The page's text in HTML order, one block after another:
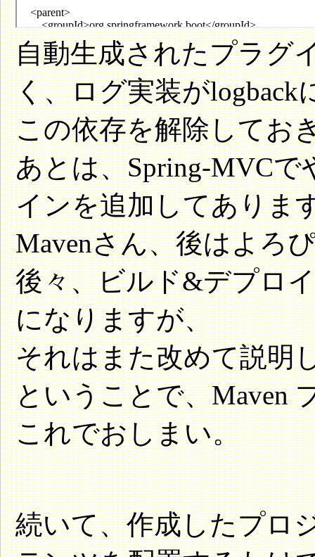
自動生成されたプラグ
く、ログ実装がlogback
この依存を解除してお
あとは、Spring-MVC
インを追加してありま
Mavenさん、後はよろ
後々、ビルド&デプロ
になりますが、
それはまた改めて説明
ということで、Maven
これでおしまい。
続いて、作成したプロ